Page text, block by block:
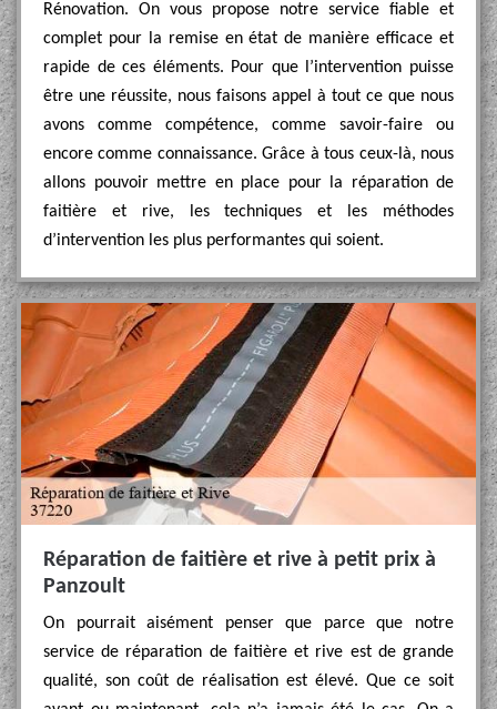
Rénovation. On vous propose notre service fiable et
complet pour la remise en état de manière efficace et
rapide de ces éléments. Pour que l’intervention puisse
être une réussite, nous faisons appel à tout ce que nous
avons comme compétence, comme savoir-faire ou
encore comme connaissance. Grâce à tous ceux-là, nous
allons pouvoir mettre en place pour la réparation de
faitière et rive, les techniques et les méthodes
d’intervention les plus performantes qui soient.
Réparation de faitière et rive à petit prix à
Panzoult
On pourrait aisément penser que parce que notre
service de réparation de faitière et rive est de grande
qualité, son coût de réalisation est élevé. Que ce soit